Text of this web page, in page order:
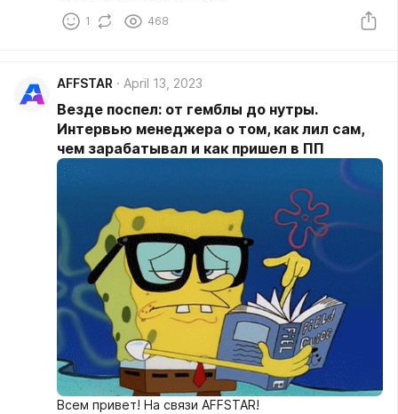
1 468
AFFSTAR April 13, 2023
Везде поспел: от гемблы до нутры.
Интервью менеджера о том, как лил сам,
чем зарабатывал и как пришел в ПП
Всем привет! На связи AFFSTAR!